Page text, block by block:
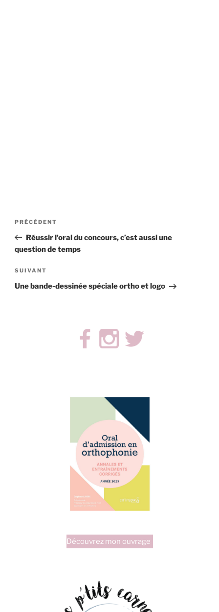
Navigation
l’article
Article
précédent
PRÉCÉDENT
Réussir l’oral du concours, c’est aussi une
question de temps
Article
suivant
SUIVANT
Une bande-dessinée spéciale ortho et logo
Découvrez mon ouvrage